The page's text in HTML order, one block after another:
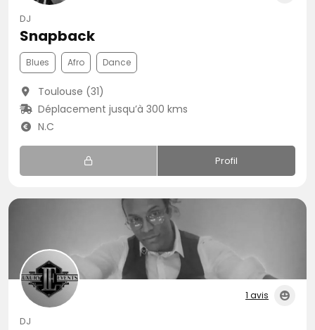
DJ
Snapback
Blues Afro Dance
Toulouse (31)
Déplacement jusqu’à 300 kms
N.C
Profil
1 avis
DJ